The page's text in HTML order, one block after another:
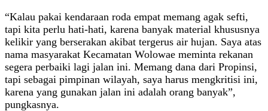
“Kalau pakai kendaraan roda empat memang agak sefti,
tapi kita perlu hati-hati, karena banyak material khususnya
kelikir yang berserakan akibat tergerus air hujan. Saya atas
nama masyarakat Kecamatan Wolowae meminta rekanan
segera perbaiki lagi jalan ini. Memang dana dari Propinsi,
tapi sebagai pimpinan wilayah, saya harus mengkritisi ini,
karena yang gunakan jalan ini adalah orang banyak”,
pungkasnya.